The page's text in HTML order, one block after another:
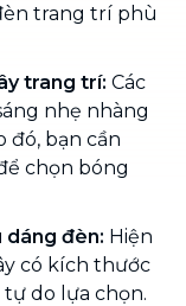
trang trí phù
trang trí: Các
nhẹ nhàng
đó, bạn cần
chọn bóng
dáng đèn: Hiện
có kích thước
do lựa chọn.